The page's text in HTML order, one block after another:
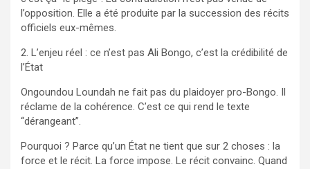
l’opposition. Elle a été produite par la succession des récits
officiels eux-mêmes.
2. L’enjeu réel : ce n’est pas Ali Bongo, c’est la crédibilité de
l’État
Ongoundou Loundah ne fait pas du plaidoyer pro-Bongo. Il
réclame de la cohérence. C’est ce qui rend le texte
“dérangeant”.
Pourquoi ? Parce qu’un État ne tient que sur 2 choses : la
force et le récit. La force impose. Le récit convainc. Quand